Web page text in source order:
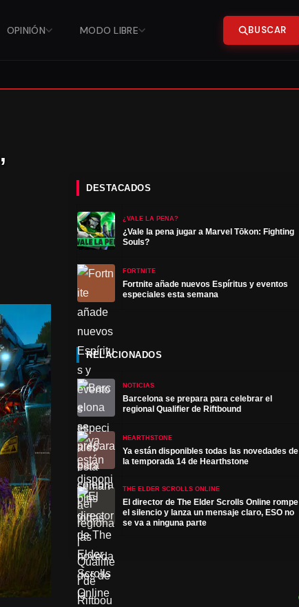
OPINIÓN MODO LIBRE BUSCAR
DESTACADOS
¿VALE LA PENA?
¿Vale la pena jugar a Marvel Tōkon: Fighting
Souls?
FORTNITE
Fortnite añade nuevos Espíritus y eventos
especiales esta semana
RELACIONADOS
NOTICIAS
Barcelona se prepara para celebrar el
regional Qualifier de Riftbound
HEARTHSTONE
Ya están disponibles todas las novedades de
la temporada 14 de Hearthstone
THE ELDER SCROLLS ONLINE
El director de The Elder Scrolls Online rompe
el silencio y lanza un mensaje claro, ESO no
se va a ninguna parte